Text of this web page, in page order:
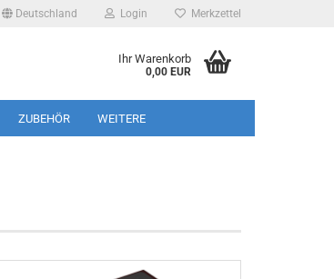
Deutschland Login Merkzettel
Ihr Warenkorb
0,00 EUR
ZUBEHÖR WEITERE